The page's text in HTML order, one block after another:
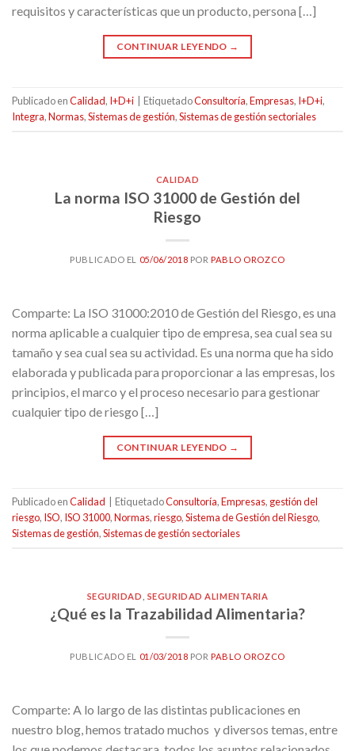
requisitos y características que un producto, persona […]
CONTINUAR LEYENDO →
Publicado enCalidad, I+D+i EtiquetadoConsultoría,Empresas, I+D+i,
Integra,Normas,Sistemas de gestión,Sistemas de gestión sectoriales
CALIDAD
La norma ISO 31000 de Gestión del
Riesgo
PUBLICADO EL 05/06/2018 POR PABLO OROZCO
Comparte: La ISO 31000:2010 de Gestión del Riesgo, es una
norma aplicable a cualquier tipo de empresa, sea cual sea su
tamaño y sea cual sea su actividad. Es una norma que ha sido
elaborada y publicada para proporcionar a las empresas, los
principios, el marco y el proceso necesario para gestionar
cualquier tipo de riesgo […]
CONTINUAR LEYENDO →
Publicado enCalidad EtiquetadoConsultoría,Empresas, gestión del
riesgo, ISO, ISO 31000,Normas,riesgo,Sistema de Gestión del Riesgo,
Sistemas de gestión,Sistemas de gestión sectoriales
SEGURIDAD SEGURIDAD ALIMENTARIA
¿Qué es la Trazabilidad Alimentaria?
PUBLICADO EL 01/03/2018 POR PABLO OROZCO
Comparte: A lo largo de las distintas publicaciones en
nuestro blog, hemos tratado muchos y diversos temas, entre